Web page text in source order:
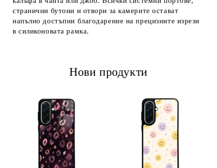
странични бутони и отвори за камерите остават
напълно достъпни благодарение на прецизните изрези
в силиконовата рамка.
Нови продукти